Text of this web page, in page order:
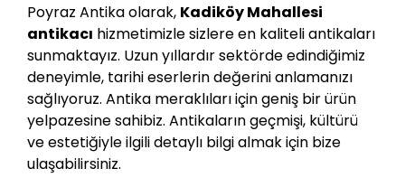
Poyraz Antika olarak, Kadiköy Mahallesi
antikacı hizmetimizle sizlere en kaliteli antikaları
sunmaktayız. Uzun yıllardır sektörde edindiğimiz
deneyimle, tarihi eserlerin değerini anlamanızı
sağlıyoruz. Antika meraklıları için geniş bir ürün
yelpazesine sahibiz. Antikaların geçmişi, kültürü
ve estetiğiyle ilgili detaylı bilgi almak için bize
ulaşabilirsiniz.